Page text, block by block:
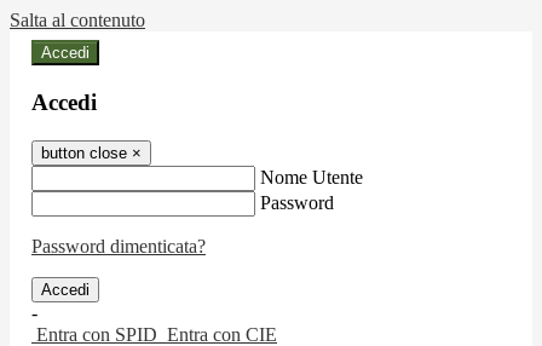
Salta al contenuto
Accedi
Accedi
button close ×
Nome Utente
Password
Password dimenticata?
-
Entra con SPID Entra con CIE